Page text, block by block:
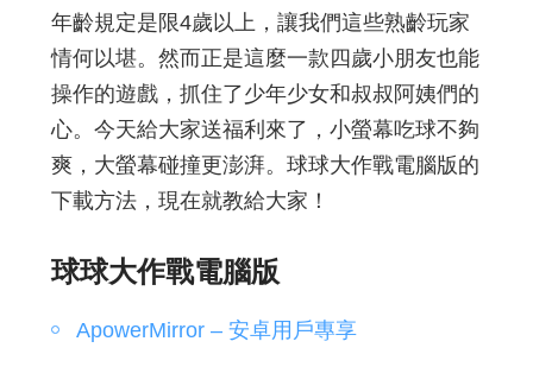
年齡規定是限4歲以上，讓我們這些熟齡玩家
情何以堪。然而正是這麼一款四歲小朋友也能
操作的遊戲，抓住了少年少女和叔叔阿姨們的
心。今天給大家送福利來了，小螢幕吃球不夠
爽，大螢幕碰撞更澎湃。球球大作戰電腦版的
下載方法，現在就教給大家！
球球大作戰電腦版
ApowerMirror – 安卓用戶專享